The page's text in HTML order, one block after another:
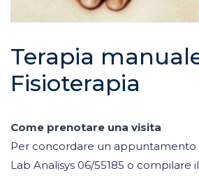
Terapia
Fisioterapia
Come prenotare una visita
Per concordare un appuntamento
Lab Analisys 06/55185 o compilare